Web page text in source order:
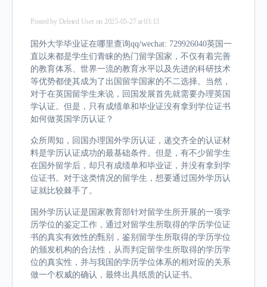
Posted by Deleted User on 2025-05-27 at 03:13
国外大学毕业证在哪里查询qq/wechat: 729926040英国一
直以来都是学生们青睐的热门留学国家，不仅有着完善
的教育体系、世界一流的教育水平以及先进的科研技术
等优势都使其成为了出国留学国家的不二选择。当然，
对于在英国留学生来说，回国发展首先就需要办理英国
学认证。但是，只有成绩单和毕业证没有拿到学位证书
如何做英国学历认证？
众所周知，回国办理国外学历认证，递交齐全的认证材
料是学历认证成功的最基础条件。但是，有不少留学生
在国外留学后，却只有成绩单和毕业证，并没有拿到学
位证书。对于这类情况的留学生，想要通过国外学历认
证就比较棘手了。
国外学历认证是国家教育部针对留学生所开展的一项学
历学位的鉴定工作，通过对留学生所取得的学历学位证
书的真实有效性的甄别，鉴别留学生所取得的学历学位
的颁发机构的合法性，从而判定留学生所取得的学历学
位的真实性，并与我国的学历学位体系的相对应的关系
做一个权威的确认，最终出具纸质的认证书。